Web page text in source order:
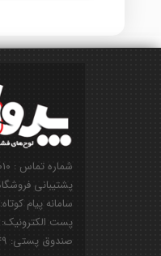
شماره تماس : ۲۲۶۹۱۰۱۰-(۰۲۱)
پشتیبانی فروشگاه
سامانه پیام کوتاه: ۳۰۰۰۸۰۰۸
پست الکترونیک: info@parvaz99.ir
صندوق پستی: ۱۹۴۹-۱۹۳۹۵